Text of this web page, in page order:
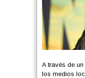
A través de
los medios